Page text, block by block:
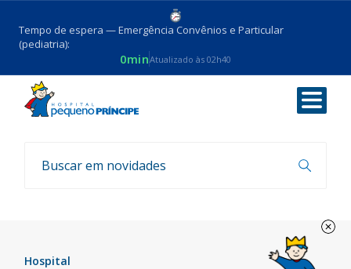
Tempo de espera — Emergência Convênios e Particular
(pediatria):
0minAtualizado às 02h40
Voltar
Notícias
Hospital